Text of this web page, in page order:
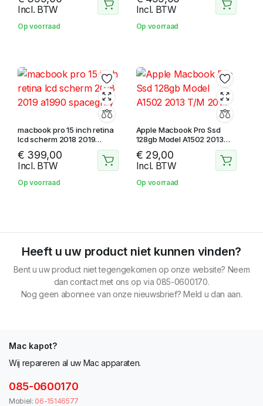
Incl. BTW
Op voorraad
Incl. BTW
Op voorraad
macbook pro 15 inch retina
lcd scherm 2018 2019
€ 399,00
Incl. BTW
Op voorraad
Apple Macbook Pro Ssd
128gb Model A1502 2013
€ 29,00
Incl. BTW
Op voorraad
Heeft u uw product niet kunnen vinden?
Bent u uw product niet tegengekomen op onze website? Neem
dan contact met ons op via 085-0600170.
Nog geen abonnee van onze nieuwsbrief? Meld u dan aan.
Mac kapot?
Wij repareren al uw Mac apparaten.
085-0600170
Mobiel: 06-15146577